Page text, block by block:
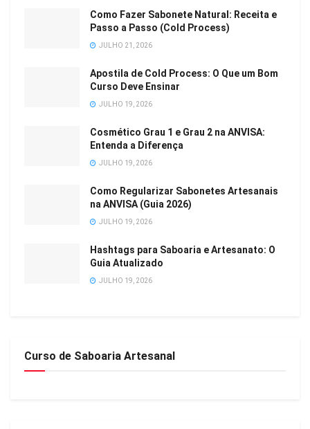
Como Fazer Sabonete Natural: Receita e
Passo a Passo (Cold Process)
JULHO 21, 2026
Apostila de Cold Process: O Que um Bom
Curso Deve Ensinar
JULHO 19, 2026
Cosmético Grau 1 e Grau 2 na ANVISA:
Entenda a Diferença
JULHO 19, 2026
Como Regularizar Sabonetes Artesanais
na ANVISA (Guia 2026)
JULHO 19, 2026
Hashtags para Saboaria e Artesanato: O
Guia Atualizado
JULHO 19, 2026
Curso de Saboaria Artesanal